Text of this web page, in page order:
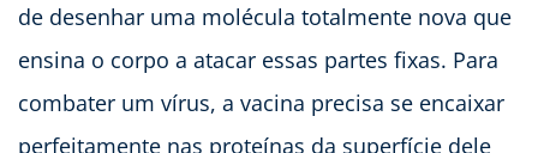
de desenhar uma molécula totalmente nova que
ensina o corpo a atacar essas partes fixas. Para
combater um vírus, a vacina precisa se encaixar
perfeitamente nas proteínas da superfície dele